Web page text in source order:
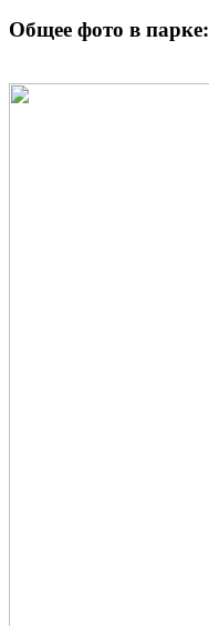
Общее фото в парке: